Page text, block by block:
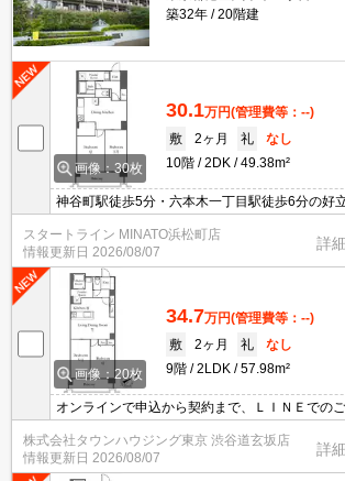
築32年
20階建
画像：30枚
30.1万円(管理費等：--)
敷
2ヶ月 礼
なし
10階
2DK 49.38m²
神谷町駅徒歩5分・六本木一丁目駅徒歩6分の
オートロック 宅配ボックス 追焚バス
スタートライン MINATO浜松町店
情報更新日 2026/08/07
詳
画像：20枚
34.7万円(管理費等：--)
敷
2ヶ月 礼
なし
9階
2LDK 57.98m²
オンラインで申込から契約まで、ＬＩＮＥでの
株式会社タウンハウジング東京 渋谷道玄坂店
情報更新日 2026/08/07
詳